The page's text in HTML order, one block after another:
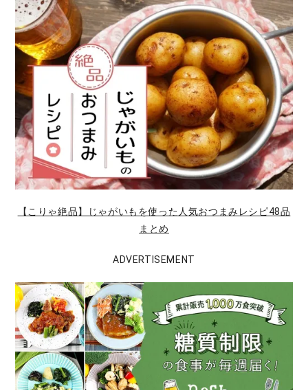
【こりゃ絶品】じゃがいもを使った人気おつまみレシピ48品
まとめ
ADVERTISEMENT